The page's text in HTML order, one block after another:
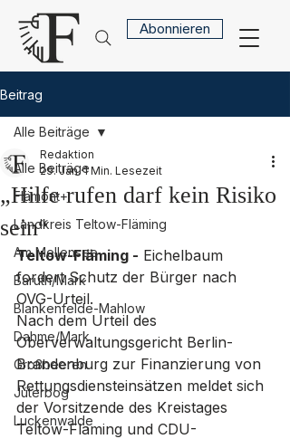
Abonnieren
Beitrag
Alle Beiträge
Flämont+
Landkreis Teltow-Fläming
Am Mellensee
Baruth/Mark
Blankenfelde-Mahlow
Dahme/Mark
Großbeeren
Jüterbog
Luckenwalde
Alle Beiträge
„Hilfe rufen darf kein Risiko
sein“
Redaktion
29. Jan. 1 Min. Lesezeit
Teltow-Fläming - Eichelbaum
fordert Schutz der Bürger nach
OVG-Urteil.
Nach dem Urteil des
Oberverwaltungsgericht Berlin-
Brandenburg zur Finanzierung von
Rettungsdiensteinsätzen meldet sich
der Vorsitzende des Kreistages
Teltow-Fläming und CDU-